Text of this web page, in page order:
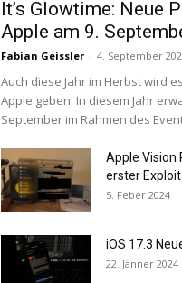
It’s Glowtime: Neue
Apple am 9.
Fabian Geissler - 4. September
Auch diese Jahr im Herbst wird
Apple geben. In diesem Jahr
September im Rahmen des
Apple Vision
erster
5. Feber 2024
iOS 17.3
22. Jänner 2024